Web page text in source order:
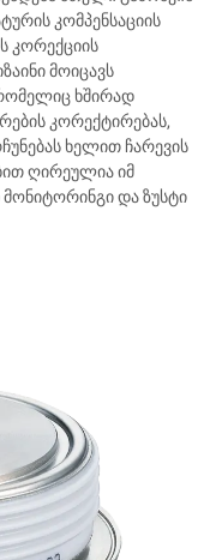
კომპენსაციის
კორექციის
მოიცავს
ხშირად
კორექტირებას,
ხელით ჩარევის
ღირეულია იმ
მონიტორინგი და ზუსტი